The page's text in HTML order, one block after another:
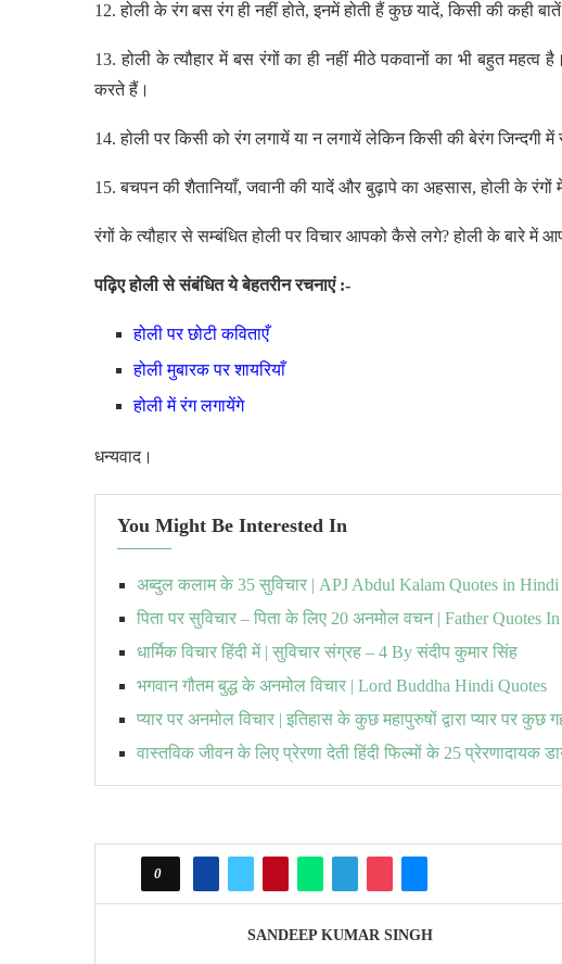
12. होली के रंग बस रंग ही नहीं होते, इनमें होती हैं कुछ यादें, किसी की कही
13. होली के त्यौहार में बस रंगों का ही नहीं मीठे पकवानों का भी बहुत
करते हैं।
14. होली पर किसी को रंग लगायें या न लगायें लेकिन किसी की बेरंग जिन्दगी
15. बचपन की शैतानियाँ, जवानी की यादें और बुढ़ापे का अहसास, होली के
रंगों के त्यौहार से सम्बंधित होली पर विचार आपको कैसे लगे? होली के बारे
पढ़िए होली से संबंधित ये बेहतरीन रचनाएं :-
होली पर छोटी कविताएँ
होली मुबारक पर शायरियाँ
होली में रंग लगायेंगे
धन्यवाद।
You Might Be Interested In
अब्दुल कलाम के 35 सुविचार | APJ Abdul Kalam Quotes in Hindi
पिता पर सुविचार – पिता के लिए 20 अनमोल वचन | Father Quotes
धार्मिक विचार हिंदी में | सुविचार संग्रह – 4 By संदीप कुमार सिंह
भगवान गौतम बुद्ध के अनमोल विचार | Lord Buddha Hindi Quotes
प्यार पर अनमोल विचार | इतिहास के कुछ महापुरुषों द्वारा प्यार पर कुछ
वास्तविक जीवन के लिए प्रेरणा देती हिंदी फिल्मों के 25 प्रेरणादायक
0
SANDEEP KUMAR SINGH